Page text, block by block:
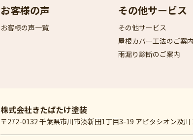
お客様の声
お客様の声一覧
その他サービス
その他サービス
屋根カバー工法のご案内
雨漏り診断のご案内
株式会社きたばたけ塗装
〒272-0132 千葉県市川市湊新田1丁目3-19 アビタシオン及川